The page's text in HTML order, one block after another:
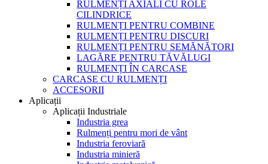
RULMENȚI AXIALI CU ROLE
CILINDRICE
RULMENȚI PENTRU COMBINE
RULMENȚI PENTRU DISCURI
RULMENȚI PENTRU SEMĂNĂTORI
LAGĂRE PENTRU TĂVĂLUGI
RULMENȚI ÎN CARCASE
CARCASE CU RULMENȚI
ACCESORII
Aplicații
Aplicații Industriale
Industria grea
Rulmenți pentru mori de vânt
Industria feroviară
Industria minieră